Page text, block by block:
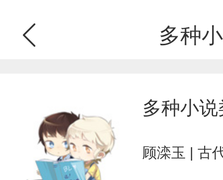
多种
多种小
顾滦玉 | 古